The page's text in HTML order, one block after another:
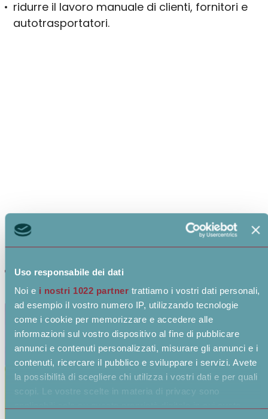
Uso responsabile dei dati
Noi e i nostri 1022 partnertrattiamo i vostri dati personali,
ad esempio il vostro numero IP, utilizzando tecnologie
come i cookie per memorizzare e accedere alle
informazioni sul vostro dispositivo al fine di pubblicare
annunci e contenuti personalizzati, misurare gli annunci e i
contenuti, ricercare il pubblico e sviluppare i servizi. Avete
la possibilità di scegliere chi utilizza i vostri dati e per quali
scopi. Le vostre scelte in materia di privacy sono
ridurre il lavoro manuale di clienti, fornitori e
autotrasportatori.
Progetti